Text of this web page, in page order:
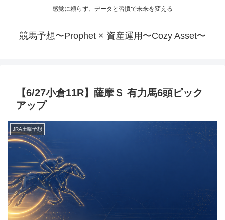
感覚に頼らず、データと習慣で未来を変える
競馬予想〜Prophet × 資産運用〜Cozy Asset〜
【6/27小倉11R】薩摩Ｓ 有力馬6頭ピック
アップ
JRA土曜予想